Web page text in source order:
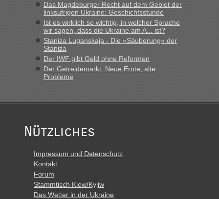
Das Magdeburger Recht auf dem Gebiet der
linksufrigen Ukraine: Geschichtsstunde
Ist es wirklich so wichtig, in welcher Sprache
wir sagen, dass die Ukraine am A... ist?
Staniza Luganskaja - Die «Säuberung» der
Staniza
Der IWF gibt Geld ohne Reformen
Der Getreidemarkt: Neue Ernte, alte
Probleme
Nützliches
Impressum und Datenschutz
Kontakt
Forum
Stammtisch Kiew/Kyjiw
Das Wetter in der Ukraine